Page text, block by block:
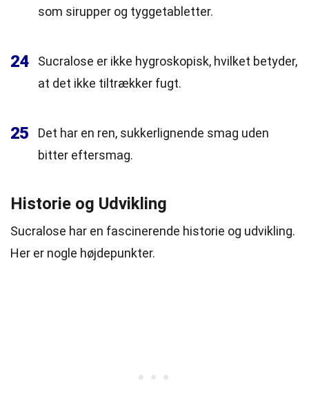
som sirupper og tyggetabletter.
24
Sucralose er ikke hygroskopisk, hvilket betyder,
at det ikke tiltrækker fugt.
25
Det har en ren, sukkerlignende smag uden
bitter eftersmag.
Historie og Udvikling
Sucralose har en fascinerende historie og udvikling.
Her er nogle højdepunkter.